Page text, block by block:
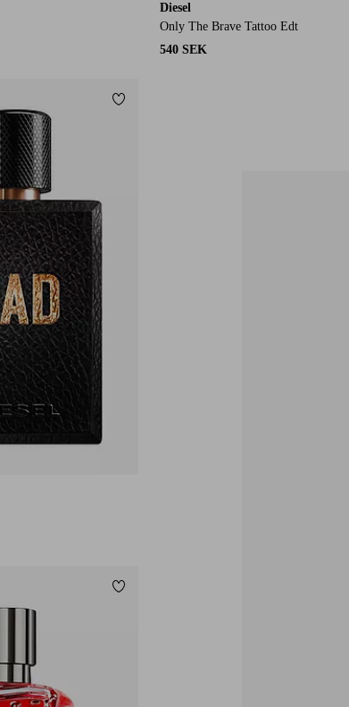
Diesel
Only The Brave Tattoo Edt
540 SEK
Lägg till i favoriter
Lägg till i favoriter